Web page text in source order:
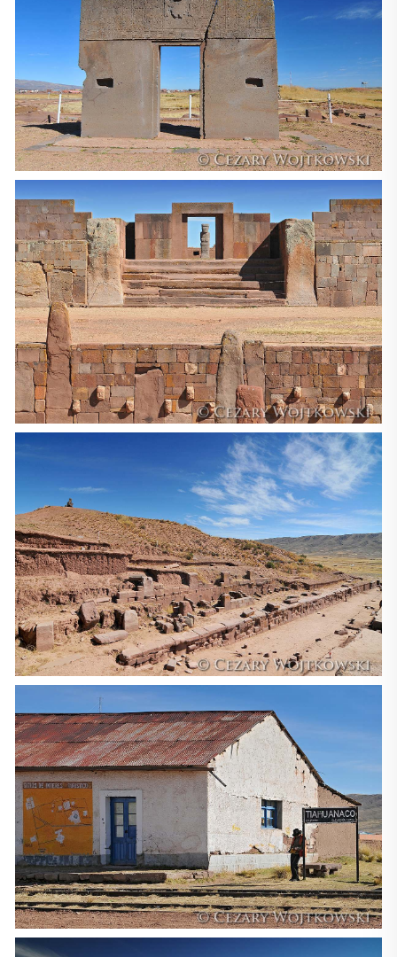
na południu oraz z Chile i Peru na zachodzie. Państwo
nie posiada dostępu do morza. Tereny obecnej Boliwii
zamieszkane były przez kultury prekolumbijskie od około
20.000 lat. Pierwszą z wysoce rozwiniętych była kultura
Tiahuanaco, która rozwinęła się na południowym wybrzeżu
jeziora Titicaca około II wieku p.n.e. W XV wieku terytorium
ludu Ajmara zostało podbite i włączone w obręb Państwa
Inków. W XVI wieku hiszpańscy konkwistadorzy pod wodzą
Francisco Pizarro dokonali podboju terenów obecnej
Boliwii. Jako Górne Peru zostały one włączone do nowo
powstałego Wicekrólestwa Peru, a następnie
do Wicekrólestwa La Platy.
Nazwa państwa, nadana mu po oderwaniu w ramach
ruchu wyzwoleńczego od Peru, pochodzi od nazwiska
przywódcy tegoż ruchu Bolivara. Większość ludności
Boliwii stanowią Indianie Keczua i Ajmara oraz Metysi.
W lasach równikowych można spotkać m.in. jaguary,
pumy, kapibary, kajmany, tapiry i małpy. [Wikipedia]